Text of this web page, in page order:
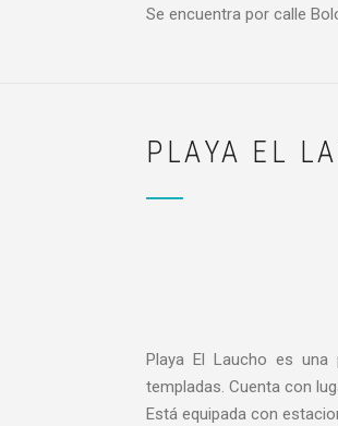
Se encuentra por calle
PLAYA EL
Playa El Laucho es una
templadas. Cuenta con
Está equipada con